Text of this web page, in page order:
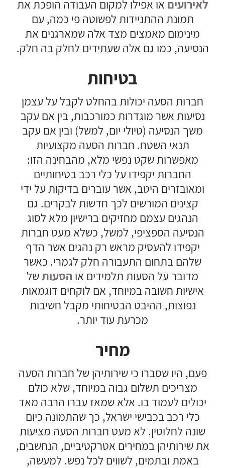
לאירועים או אפילו למקום העבודה הופכת את
תמונת ההתניידות לפשוטה פי כמה, עם
מינימום מאמצים מצד אלה שמארגנים את
הנסיעה, כמו גם אלה שעתידים לחלק בה חלק.
בטיחות
חברות הסעה יכולות בהחלט לקבל על עצמן
נסיעות אשר מוגדרות כמורכבות, בין אם עקב
משך הנסיעה (טיולי יום, למשל) ובין אם עקב
תנאי השטח. חברות הסעה מקצועיות
מאפשרות שקט נפשי מלא, מהבחינה הזו:
החברות יקפידו על כלי רכב בטיחותיים
ומאובזרים היטב, אשר עוברים בדיקות על ידי
קצינים המורשים לכך חדשות לבקרים. גם
הנהגים עצמם מחזיקים ברישיון מלא לסוג
הנסיעה הספציפי, למשל, כשלא מעט חברות
יקפידו להעסיק מראש רק נהגים אשר הדף
שלהם בתחום התעבורה חלק לגמרי. כאשר
מדובר על הסעות תלמידים או הסעותשל
אישיות חשובה במיוחד, אם לוקחים דוגמאות
נפוצות, ההיבט הבטיחותי מקבל חשיבות
מכרעת עוד יותר.
מחיר
פעם, היו שסברו כי שירותיהן של חברות הסעה
מצריכים תשלום גבוה במיוחד, שלא כולם
יכולים לעמוד בו. אלא שמאז עברו הרבה מאד
כלי רכב בכבישי ישראל, כך שהתמונה כיום
שונה לחלוטין. לא מעט חברות הסעה מציעות
את שירותיהן במחירים אטרקטיביים, הנחשבים,
באמת ובתמים, לשווים לכל נפש. למעשה,